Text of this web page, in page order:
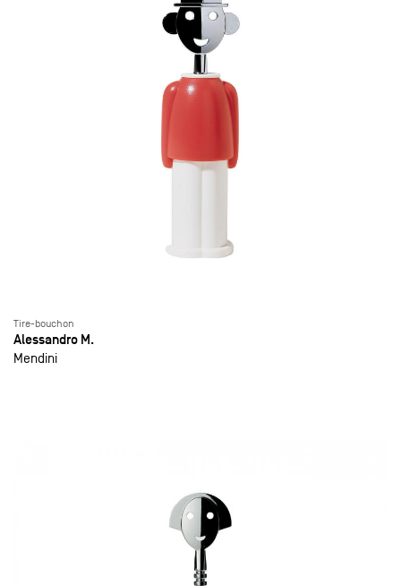
Tire-bouchon
Alessandro M.
Mendini